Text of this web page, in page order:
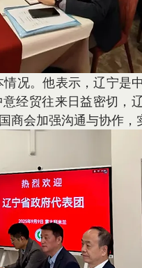
经贸往来日益密切，
会加强沟通与协作，